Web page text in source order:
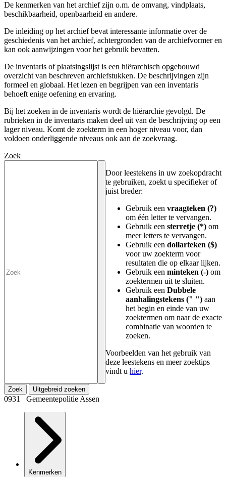
De kenmerken van het archief zijn o.m. de omvang, vindplaats,
beschikbaarheid, openbaarheid en andere.
De inleiding op het archief bevat interessante informatie over de
geschiedenis van het archief, achtergronden van de archiefvormer en
kan ook aanwijzingen voor het gebruik bevatten.
De inventaris of plaatsingslijst is een hiërarchisch opgebouwd
overzicht van beschreven archiefstukken. De beschrijvingen zijn
formeel en globaal. Het lezen en begrijpen van een inventaris
behoeft enige oefening en ervaring.
Bij het zoeken in de inventaris wordt de hiërarchie gevolgd. De
rubrieken in de inventaris maken deel uit van de beschrijving op een
lager niveau. Komt de zoekterm in een hoger niveau voor, dan
voldoen onderliggende niveaus ook aan de zoekvraag.
Zoek
Door leestekens in uw zoekopdracht
te gebruiken, zoekt u specifieker of
juist breder:
Gebruik een vraagteken (?)
om één letter te vervangen.
Gebruik een sterretje (*) om
meer letters te vervangen.
Gebruik een dollarteken ($)
voor uw zoekterm voor
resultaten die op elkaar lijken.
Gebruik een minteken (-) om
zoektermen uit te sluiten.
Gebruik een Dubbele
aanhalingstekens (" ") aan
het begin en einde van uw
zoektermen om naar de exacte
combinatie van woorden te
zoeken.
Voorbeelden van het gebruik van
deze leestekens en meer zoektips
vindt u hier.
Zoek Uitgebreid zoeken
0931 Gemeentepolitie Assen
Kenmerken